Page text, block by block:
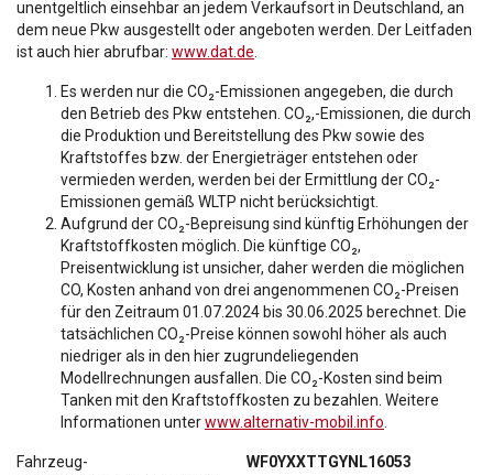
unentgeltlich einsehbar an jedem Verkaufsort in Deutschland, an
dem neue Pkw ausgestellt oder angeboten werden. Der Leitfaden
ist auch hier abrufbar: www.dat.de.
Es werden nur die CO₂-Emissionen angegeben, die durch
den Betrieb des Pkw entstehen. CO₂,-Emissionen, die durch
die Produktion und Bereitstellung des Pkw sowie des
Kraftstoffes bzw. der Energieträger entstehen oder
vermieden werden, werden bei der Ermittlung der CO₂-
Emissionen gemäß WLTP nicht berücksichtigt.
Aufgrund der CO₂-Bepreisung sind künftig Erhöhungen der
Kraftstoffkosten möglich. Die künftige CO₂,
Preisentwicklung ist unsicher, daher werden die möglichen
CO, Kosten anhand von drei angenommenen CO₂-Preisen
für den Zeitraum 01.07.2024 bis 30.06.2025 berechnet. Die
tatsächlichen CO₂-Preise können sowohl höher als auch
niedriger als in den hier zugrundeliegenden
Modellrechnungen ausfallen. Die CO₂-Kosten sind beim
Tanken mit den Kraftstoffkosten zu bezahlen. Weitere
Informationen unterwww.alternativ-mobil.info.
Fahrzeug-
WF0YXXTTGYNL16053